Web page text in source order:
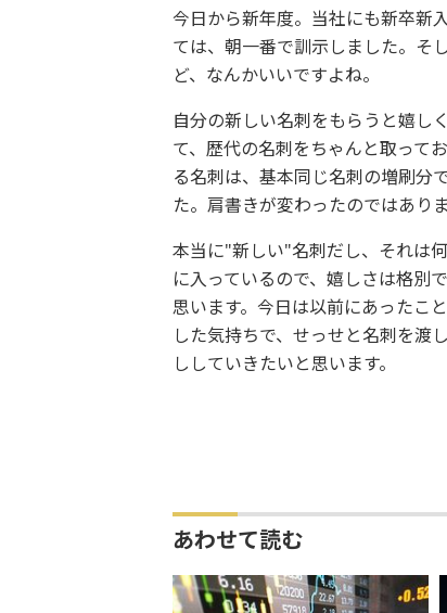
今日から新年度。当社にも新卒新
ては、朝一番で訓示しました。そ
ど、なんかいいですよね。
自分の新しい名刺をもらうと嬉し
て、歴代の名刺をちゃんと取って
る名刺は、基本同じ名刺の増刷分
た。肩書きが変わったのではあり
本当に"新しい"名刺だし、それは
に入っているので、嬉しさは格別
思います。今日は以前にあったこ
した気持ちで、せっせと名刺を渡
ししていきたいと思います。
あわせて読む